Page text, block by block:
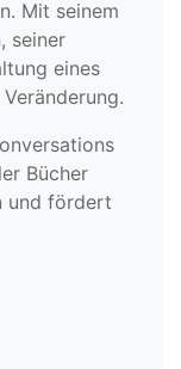
Mit seinem
seiner
eines
Bücher
und fördert